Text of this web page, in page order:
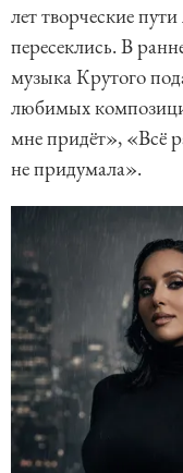
лет творческие
пересеклись. В
музыка Крутого
любимых
мне придёт», «Всё
не придумала».